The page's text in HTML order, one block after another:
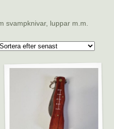
svampknivar, luppar m.m.